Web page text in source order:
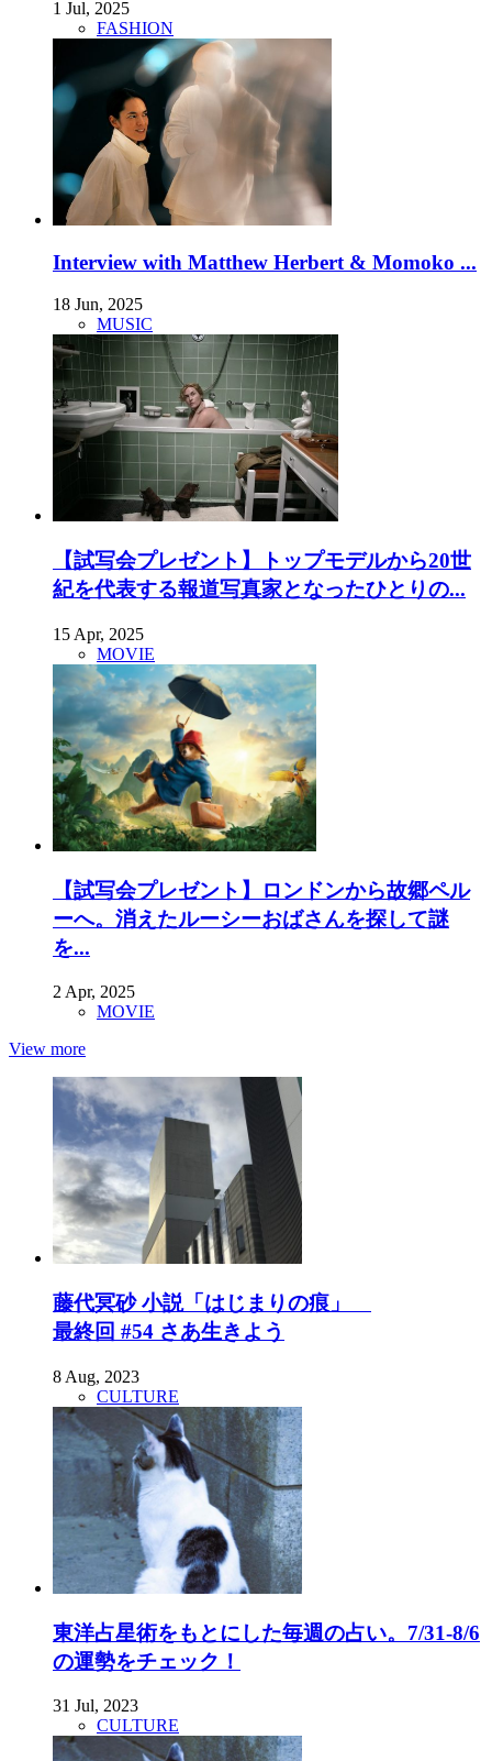
1 Jul, 2025
FASHION
Interview with Matthew Herbert & Momoko ...
18 Jun, 2025
MUSIC
【試写会プレゼント】トップモデルから20世
紀を代表する報道写真家となったひとりの...
15 Apr, 2025
MOVIE
【試写会プレゼント】ロンドンから故郷ペル
ーへ。消えたルーシーおばさんを探して謎
を...
2 Apr, 2025
MOVIE
View more
藤代冥砂 小説「はじまりの痕」
最終回 #54 さあ生きよう
8 Aug, 2023
CULTURE
東洋占星術をもとにした毎週の占い。7/31-8/6
の運勢をチェック！
31 Jul, 2023
CULTURE